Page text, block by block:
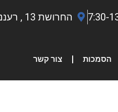
החרושת 13 , רעננה 43656
הסמכות צור קשר